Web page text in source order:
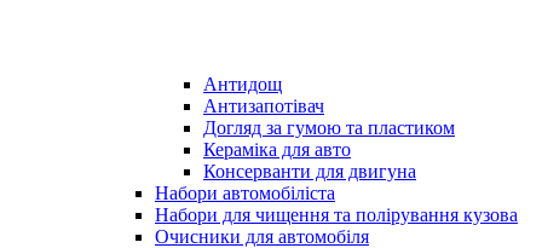
Антидощ
Антизапотівач
Догляд за гумою та пластиком
Кераміка для авто
Консерванти для двигуна
Набори автомобіліста
Набори для чищення та полірування кузова
Очисники для автомобіля